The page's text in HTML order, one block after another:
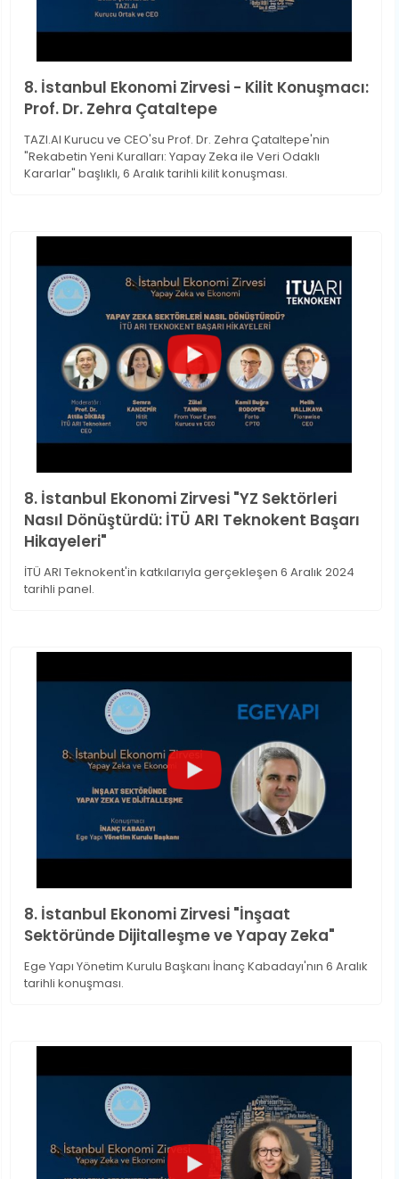
8. İstanbul Ekonomi Zirvesi - Kilit Konuşmacı:
Prof. Dr. Zehra Çataltepe
TAZI.AI Kurucu ve CEO'su Prof. Dr. Zehra Çataltepe'nin
"Rekabetin Yeni Kuralları: Yapay Zeka ile Veri Odaklı
Kararlar" başlıklı, 6 Aralık tarihli kilit konuşması.
8. İstanbul Ekonomi Zirvesi "YZ Sektörleri
Nasıl Dönüştürdü: İTÜ ARI Teknokent Başarı
Hikayeleri"
İTÜ ARI Teknokent'in katkılarıyla gerçekleşen 6 Aralık 2024
tarihli panel.
8. İstanbul Ekonomi Zirvesi "İnşaat
Sektöründe Dijitalleşme ve Yapay Zeka"
Ege Yapı Yönetim Kurulu Başkanı İnanç Kabadayı'nın 6 Aralık
tarihli konuşması.